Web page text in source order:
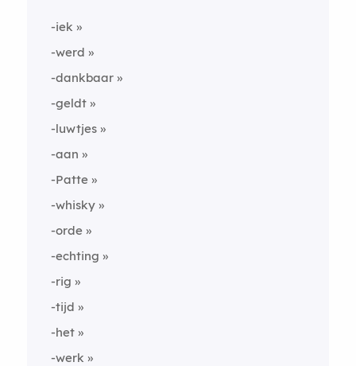
-iek
-werd
-dankbaar
-geldt
-luwtjes
-aan
-Patte
-whisky
-orde
-echting
-rig
-tijd
-het
-werk